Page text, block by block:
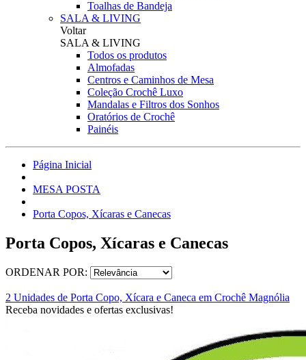
Toalhas de Bandeja
SALA & LIVING
Voltar
SALA & LIVING
Todos os produtos
Almofadas
Centros e Caminhos de Mesa
Coleção Crochê Luxo
Mandalas e Filtros dos Sonhos
Oratórios de Crochê
Painéis
Página Inicial
MESA POSTA
Porta Copos, Xícaras e Canecas
Porta Copos, Xícaras e Canecas
ORDENAR POR:
2 Unidades de Porta Copo, Xícara e Caneca em Crochê Magnólia
Receba novidades e ofertas exclusivas!